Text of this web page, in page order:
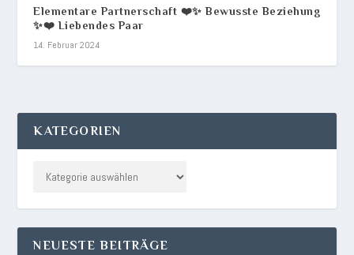
Elementare Partnerschaft ❤️✨ Bewusste Beziehung
✨❤️ Liebendes Paar
14. Februar 2024
KATEGORIEN
NEUESTE BEITRÄGE